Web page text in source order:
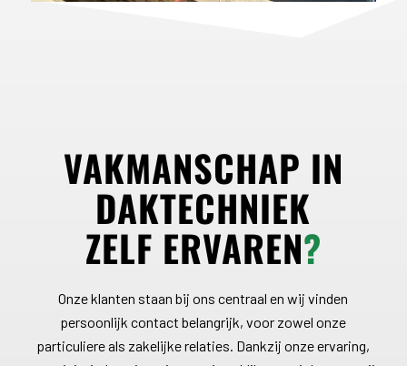
VAKMANSCHAP IN
DAKTECHNIEK
ZELF ERVAREN?
Onze klanten staan bij ons centraal en wij vinden
persoonlijk contact belangrijk, voor zowel onze
particuliere als zakelijke relaties. Dankzij onze ervaring,